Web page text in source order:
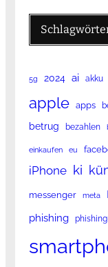
5g 2024 ai akku
apple apps
betrug bezahlen
einkaufen eu
iPhone ki
messenger meta
phishing